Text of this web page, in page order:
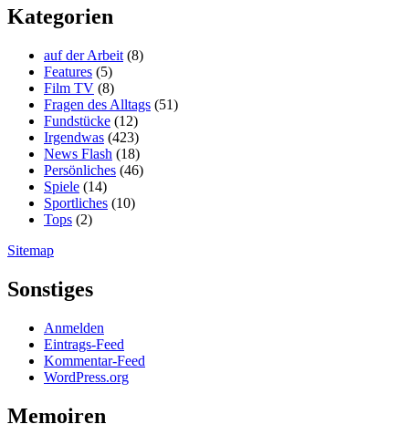
Kategorien
auf der Arbeit (8)
Features (5)
Film TV (8)
Fragen des Alltags (51)
Fundstücke (12)
Irgendwas (423)
News Flash (18)
Persönliches (46)
Spiele (14)
Sportliches (10)
Tops (2)
Sitemap
Sonstiges
Anmelden
Eintrags-Feed
Kommentar-Feed
WordPress.org
Memoiren